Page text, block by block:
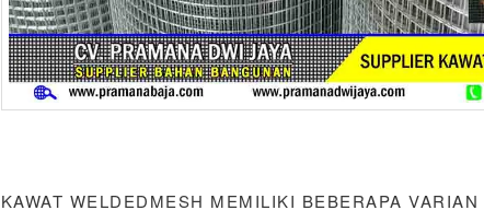
KAWAT WELDEDMESH MEMILIKI BEBERAPA